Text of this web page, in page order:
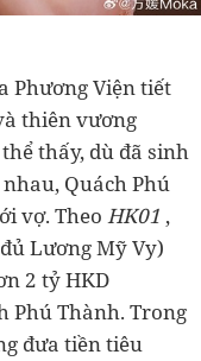
Phương Viện tiết
thiên vương
thấy, dù đã sinh
Quách Phú
vợ. Theo HK01 ,
Lương Mỹ Vy)
2 tỷ HKD
Phú Thành. Trong
đưa tiền tiêu